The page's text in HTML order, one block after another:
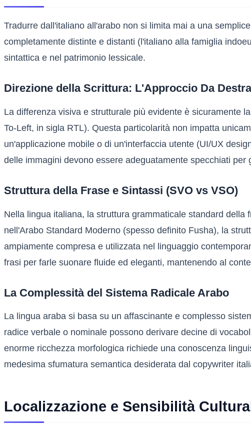
Tradurre dall'italiano all'arabo non si limita mai a una
completamente distinte e distanti (l'italiano alla famiglia
sintattica e nel patrimonio lessicale.
Direzione della Scrittura: L'Approccio Da
La differenza visiva e strutturale più evidente è sicuramente
To-Left, in sigla RTL). Questa particolarità non impatta
un'applicazione mobile o di un'interfaccia utente (UI/UX
delle immagini devono essere adeguatamente specchiati
Struttura della Frase e Sintassi (SVO vs VSO)
Nella lingua italiana, la struttura grammaticale standard
nell'Arabo Standard Moderno (spesso definito Fusha), la
ampiamente compresa e utilizzata nel linguaggio
frasi per farle suonare fluide ed eleganti, mantenendo al
La Complessità del Sistema Radicale Arabo
La lingua araba si basa su un affascinante e complesso
radice verbale o nominale possono derivare decine di
enorme ricchezza morfologica richiede una conoscenza
medesima sfumatura semantica desiderata dal copywriter
Localizzazione e Sensibilità